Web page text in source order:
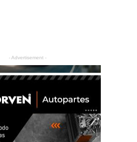
- Advertisement -